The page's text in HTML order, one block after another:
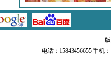
电话：15843456655 手机